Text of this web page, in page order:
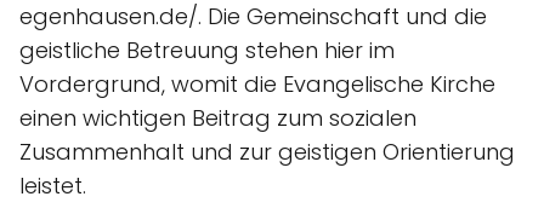
egenhausen.de/. Die Gemeinschaft und die
geistliche Betreuung stehen hier im
Vordergrund, womit die Evangelische Kirche
einen wichtigen Beitrag zum sozialen
Zusammenhalt und zur geistigen Orientierung
leistet.